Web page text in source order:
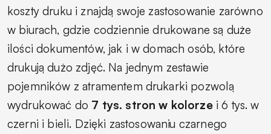
koszty druku i znajdą swoje zastosowanie zarówno
w biurach, gdzie codziennie drukowane są duże
ilości dokumentów, jak i w domach osób, które
drukują dużo zdjęć. Na jednym zestawie
pojemników z atramentem drukarki pozwolą
wydrukować do 7 tys. stron w kolorzei 6 tys. w
czerni i bieli. Dzięki zastosowaniu czarnego